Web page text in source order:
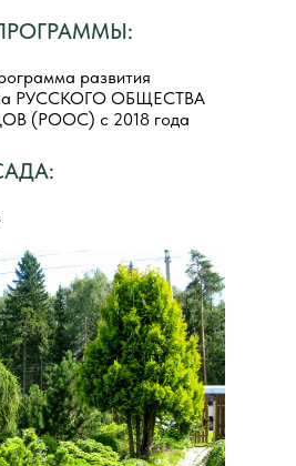
развития
РУССКОГО ОБЩЕСТВА
(РООС) с 2018 года